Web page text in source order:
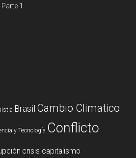
1
Brasil Cambio Climatico
y Tecnología Conflicto
crisis capitalismo